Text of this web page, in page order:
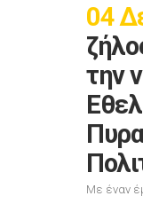
04
την
Με έναν